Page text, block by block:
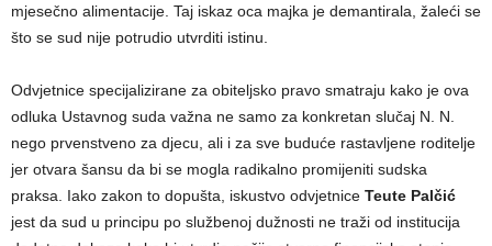
mjesečno alimentacije. Taj iskaz oca majka je demantirala, žaleći se
što se sud nije potrudio utvrditi istinu.
Odvjetnice specijalizirane za obiteljsko pravo smatraju kako je ova
odluka Ustavnog suda važna ne samo za konkretan slučaj N. N.
nego prvenstveno za djecu, ali i za sve buduće rastavljene roditelje
jer otvara šansu da bi se mogla radikalno promijeniti sudska
praksa. Iako zakon to dopušta, iskustvo odvjetnice Teute Palčić
jest da sud u principu po službenoj dužnosti ne traži od institucija